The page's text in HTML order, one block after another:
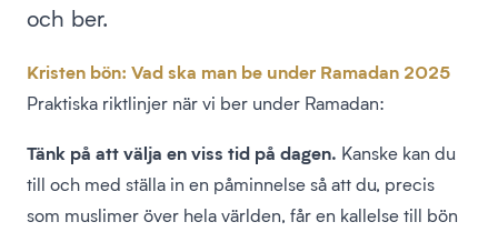
och ber.
Kristen bön: Vad ska man be under Ramadan 2025
Praktiska riktlinjer när vi ber under Ramadan:
Tänk på att välja en viss tid på dagen. Kanske kan du
till och med ställa in en påminnelse så att du, precis
som muslimer över hela världen, får en kallelse till bön